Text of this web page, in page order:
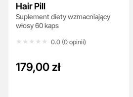
Hair Pill
Suplement diety wzmacniający
włosy 60 kaps
★★★★★
★★★★★ 0.0 (0 opinii)
179,00 zł